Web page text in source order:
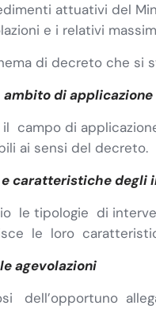
attuativi del
e i relativi
di decreto che si
ambito di applicazione
il campo di
ai sensi del decreto.
caratteristiche degli
le tipologie di
le loro
agevolazioni
dell’opportuno